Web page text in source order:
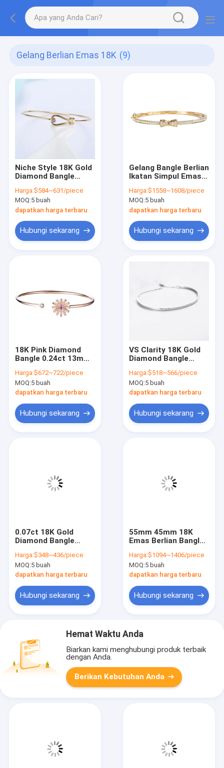
Gelang Berlian Emas 18K (9)
Niche Style 18K Gold
Diamond Bangle
Type Lock
Harga:$584~631/piece
MOQ:5 buah
dapatkan harga terbaru
Hubungi sekarang
Gelang Bangle Berlian
Ikatan Simpul Emas
0.96ct 16.5cm Mewah
Harga:$1558~1608/piece
MOQ:5 buah
dapatkan harga terbaru
Hubungi sekarang
18K Pink Diamond
Bangle 0.24ct 13mm
Gemstone Bangle
Dengan Bunga
Harga:$672~722/piece
MOQ:5 buah
dapatkan harga terbaru
Hubungi sekarang
VS Clarity 18K Gold
Diamond Bangle
Ekstensi Seri Warna
Kontras
Harga:$518~566/piece
MOQ:5 buah
dapatkan harga terbaru
Hubungi sekarang
0.07ct 18K Gold
Diamond Bangle
Gold Bangle Bracelet
Harga:$348~436/piece
MOQ:5 buah
dapatkan harga terbaru
Hubungi sekarang
55mm 45mm 18K
Emas Berlian Bangle
Kuning Emas Gelang
Bangle
Harga:$1094~1406/piece
MOQ:5 buah
dapatkan harga terbaru
Hubungi sekarang
Hemat Waktu Anda
Biarkan kami menghubungi produk terbaik
dengan Anda.
Berikan Kebutuhan Anda